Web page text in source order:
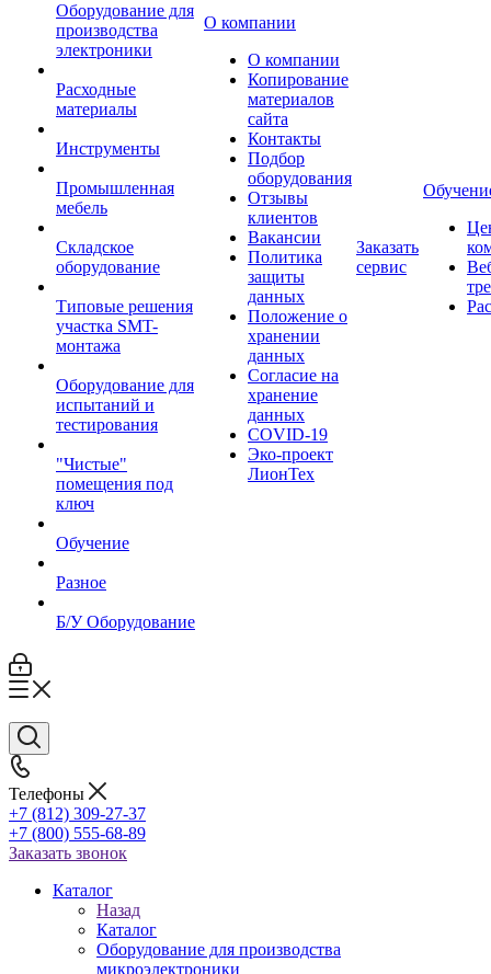
Оборудование для
производства
электроники
Расходные
материалы
Инструменты
Промышленная
мебель
Складское
оборудование
Типовые решения
участка SMT-
монтажа
Оборудование для
испытаний и
тестирования
"Чистые"
помещения под
ключ
Обучение
Разное
Б/У Оборудование
О компании
О компании
Копирование
материалов
сайта
Контакты
Подбор
оборудования
Отзывы
клиентов
Вакансии
Политика
защиты
данных
Положение о
хранении
данных
Согласие на
хранение
данных
COVID-19
Эко-проект
ЛионТех
Заказать
сервис
Телефоны
+7 (812) 309-27-37
+7 (800) 555-68-89
Заказать звонок
Каталог
Назад
Каталог
Оборудование для производства
микроэлектроники